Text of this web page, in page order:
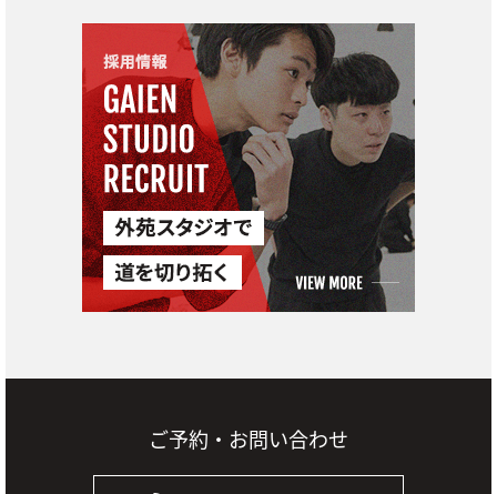
ご予約・お問い合わせ